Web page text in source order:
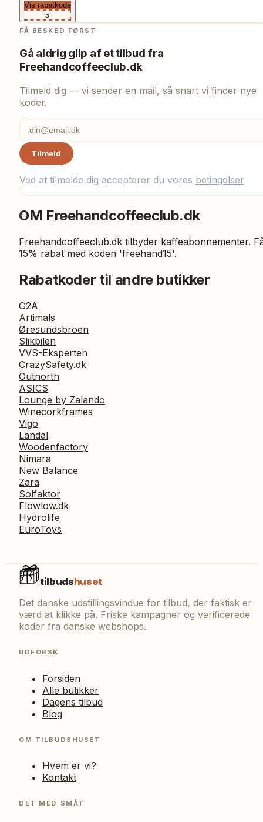
Vis rabatkode
5
FÅ BESKED FØRST
Gå aldrig glip af et tilbud fra
Freehandcoffeeclub.dk
Tilmeld dig — vi sender en mail, så snart vi finder nye
koder.
Tilmeld
Ved at tilmelde dig accepterer du vores betingelser
OM Freehandcoffeeclub.dk
Freehandcoffeeclub.dk tilbyder kaffeabonnementer.
15% rabat med koden 'freehand15'.
Rabatkoder til andre butikker
G2A
Artimals
Øresundsbroen
Slikbilen
VVS-Eksperten
CrazySafety.dk
Outnorth
ASICS
Lounge by Zalando
Winecorkframes
Vigo
Landal
Woodenfactory
Nimara
New Balance
Zara
Solfaktor
Flowlow.dk
Hydrolife
EuroToys
tilbudshuset
Det danske udstillingsvindue for tilbud, der faktisk er
værd at klikke på. Friske kampagner og verificerede
koder fra danske webshops.
UDFORSK
Forsiden
Alle butikker
Dagens tilbud
Blog
OM TILBUDSHUSET
Hvem er vi?
Kontakt
DET MED SMÅT